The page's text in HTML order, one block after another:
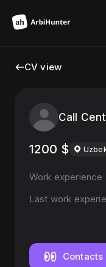
CV view
Call
1200 $
Work experience
Last work
Contacts